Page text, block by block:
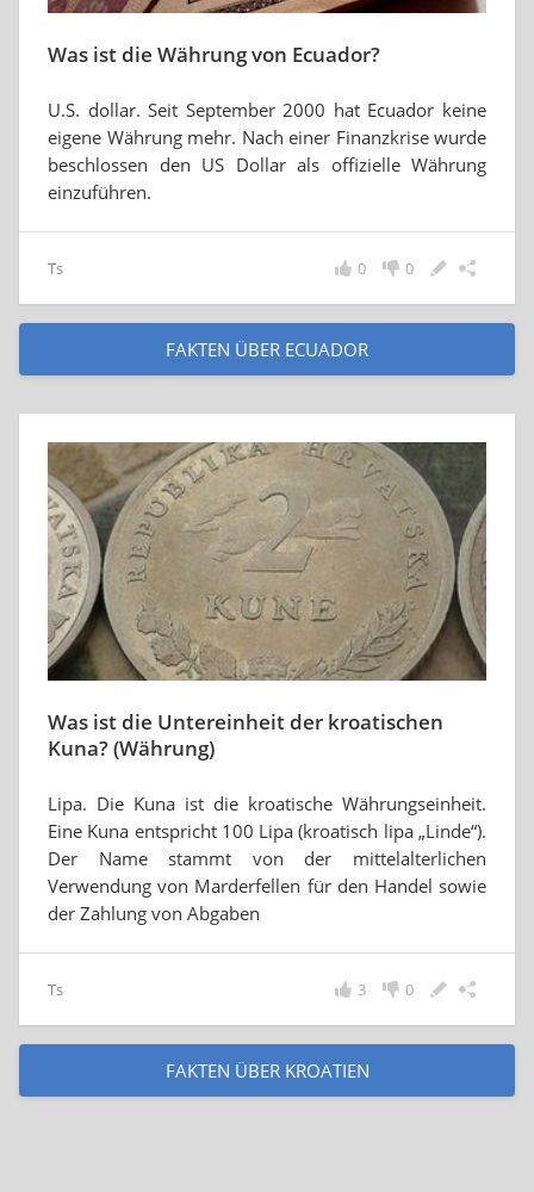
Was ist die Währung von Ecuador?
U.S. dollar. Seit September 2000 hat Ecuador keine
eigene Währung mehr. Nach einer Finanzkrise wurde
beschlossen den US Dollar als offizielle Währung
einzuführen.
Ts 0
0
FAKTEN ÜBER ECUADOR
Was ist die Untereinheit der kroatischen
Kuna? (Währung)
Lipa. Die Kuna ist die kroatische Währungseinheit.
Eine Kuna entspricht 100 Lipa (kroatisch lipa „Linde“).
Der Name stammt von der mittelalterlichen
Verwendung von Marderfellen für den Handel sowie
der Zahlung von Abgaben
Ts 0
3
FAKTEN ÜBER KROATIEN